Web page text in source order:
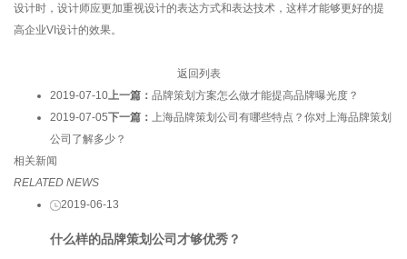
设计时，设计师应更加重视设计的表达方式和表达技术，这样才能够更好的提
高企业VI设计的效果。
返回列表
2019-07-10上一篇： 品牌策划方案怎么做才能提高品牌曝光度？
2019-07-05下一篇： 上海品牌策划公司​有哪些特点？你对上海品牌策划
公司​了解多少？
相关新闻
RELATED NEWS
2019-06-13
什么样的品牌策划公司才够优秀？